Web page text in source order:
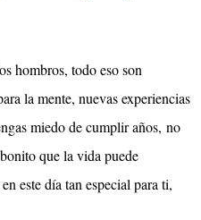
hombros, todo eso son
la mente, nuevas experiencias
miedo de cumplir años, no
que la vida puede
este día tan especial para ti,